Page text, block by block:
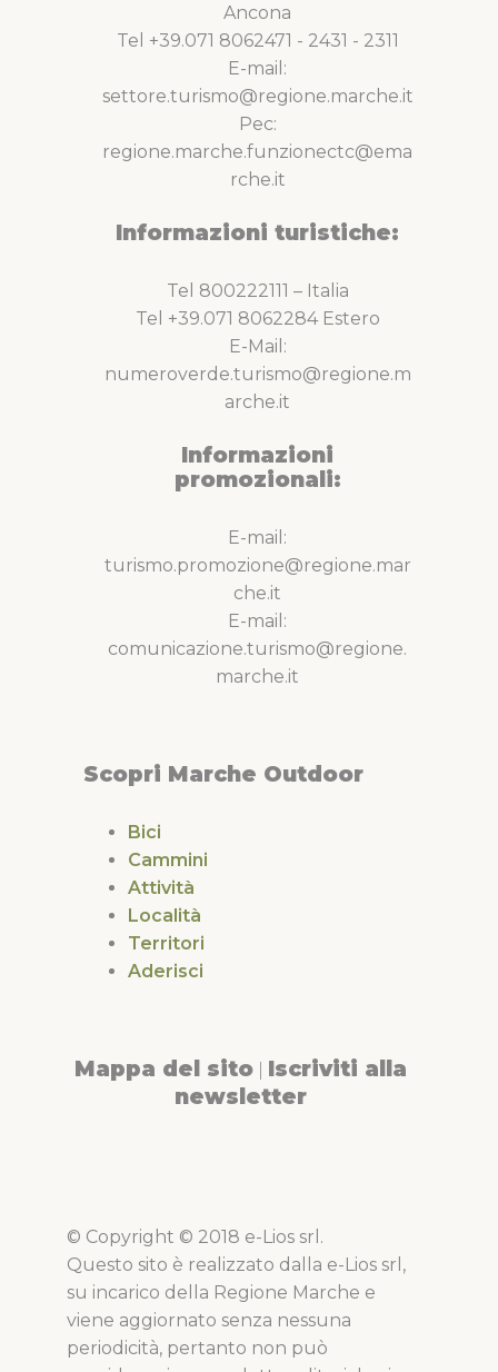
Ancona
Tel +39.071 8062471 - 2431 - 2311
E-mail:
settore.turismo@regione.marche.it
Pec:
regione.marche.funzionectc@ema
rche.it
Informazioni turistiche:
Tel 800222111 – Italia
Tel +39.071 8062284 Estero
E-Mail:
numeroverde.turismo@regione.m
arche.it
Informazioni
promozionali:
E-mail:
turismo.promozione@regione.mar
che.it
E-mail:
comunicazione.turismo@regione.
marche.it
Scopri Marche Outdoor
Bici
Cammini
Attività
Località
Territori
Aderisci
Mappa del sito Iscriviti alla
newsletter
© Copyright © 2018 e-Lios srl.
Questo sito è realizzato dalla e-Lios srl,
su incarico della Regione Marche e
viene aggiornato senza nessuna
periodicità, pertanto non può